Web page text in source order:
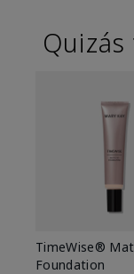
TimeWise®
Foundation